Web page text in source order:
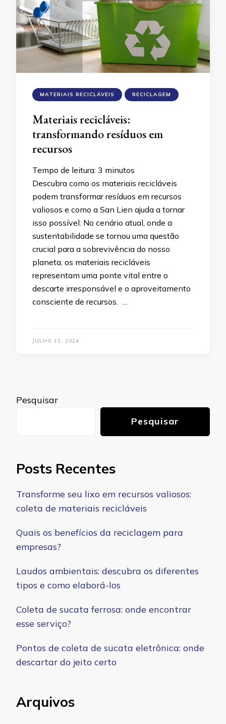
MATERIAIS RECICLÁVEIS RECICLAGEM
Materiais recicláveis:
transformando resíduos em
recursos
Tempo de leitura: 3 minutos
Descubra como os materiais recicláveis
podem transformar resíduos em recursos
valiosos e como a San Lien ajuda a tornar
isso possível. No cenário atual, onde a
sustentabilidade se tornou uma questão
crucial para a sobrevivência do nosso
planeta, os materiais recicláveis
representam uma ponte vital entre o
descarte irresponsável e o aproveitamento
consciente de recursos. …
JULHO 11, 2024
Pesquisar
Pesquisar
Posts Recentes
Transforme seu lixo em recursos valiosos:
coleta de materiais recicláveis
Quais os benefícios da reciclagem para
empresas?
Laudos ambientais: descubra os diferentes
tipos e como elaborá-los
Coleta de sucata ferrosa: onde encontrar
esse serviço?
Pontos de coleta de sucata eletrônica: onde
descartar do jeito certo
Arquivos